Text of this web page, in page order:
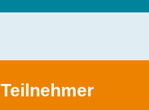
Teilnehmer